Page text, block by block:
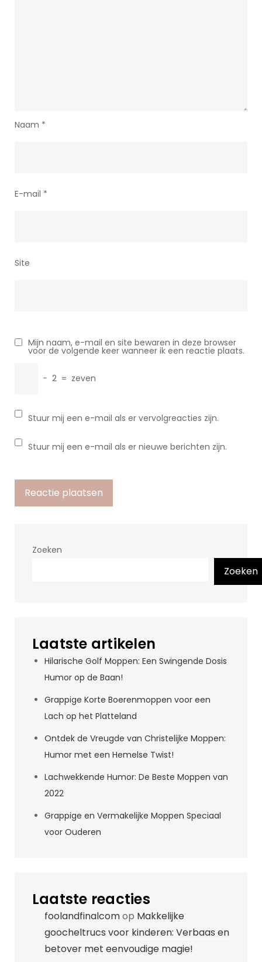
Naam *
E-mail *
Site
Mijn naam, e-mail en site bewaren in deze browser
voor de volgende keer wanneer ik een reactie plaats.
− 2 = zeven
Stuur mij een e-mail als er vervolgreacties zijn.
Stuur mij een e-mail als er nieuwe berichten zijn.
Zoeken
Zoeken
Laatste artikelen
Hilarische Golf Moppen: Een Swingende Dosis
Humor op de Baan!
Grappige Korte Boerenmoppen voor een
Lach op het Platteland
Ontdek de Vreugde van Christelijke Moppen:
Humor met een Hemelse Twist!
Lachwekkende Humor: De Beste Moppen van
2022
Grappige en Vermakelijke Moppen Speciaal
voor Ouderen
Laatste reacties
foolandfinalcomop Makkelijke
goocheltrucs voor kinderen: Verbaas en
betover met eenvoudige magie!